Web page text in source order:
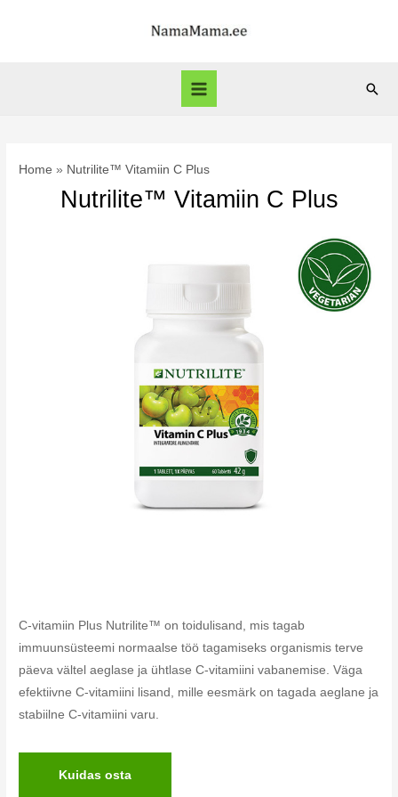
Main
Home Nutrilite™ Vitamiin C Plus
Nutrilite™ Vitamiin C Plus
C-vitamiin Plus Nutrilite™ on toidulisand, mis tagab
immuunsüsteemi normaalse töö tagamiseks organismis terve
päeva vältel aeglase ja ühtlase C-vitamiini vabanemise. Väga
efektiivne C-vitamiini lisand, mille eesmärk on tagada aeglane ja
stabiilne C-vitamiini varu.
Kuidas osta